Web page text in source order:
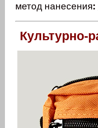
метод нанесения:
Культурно-